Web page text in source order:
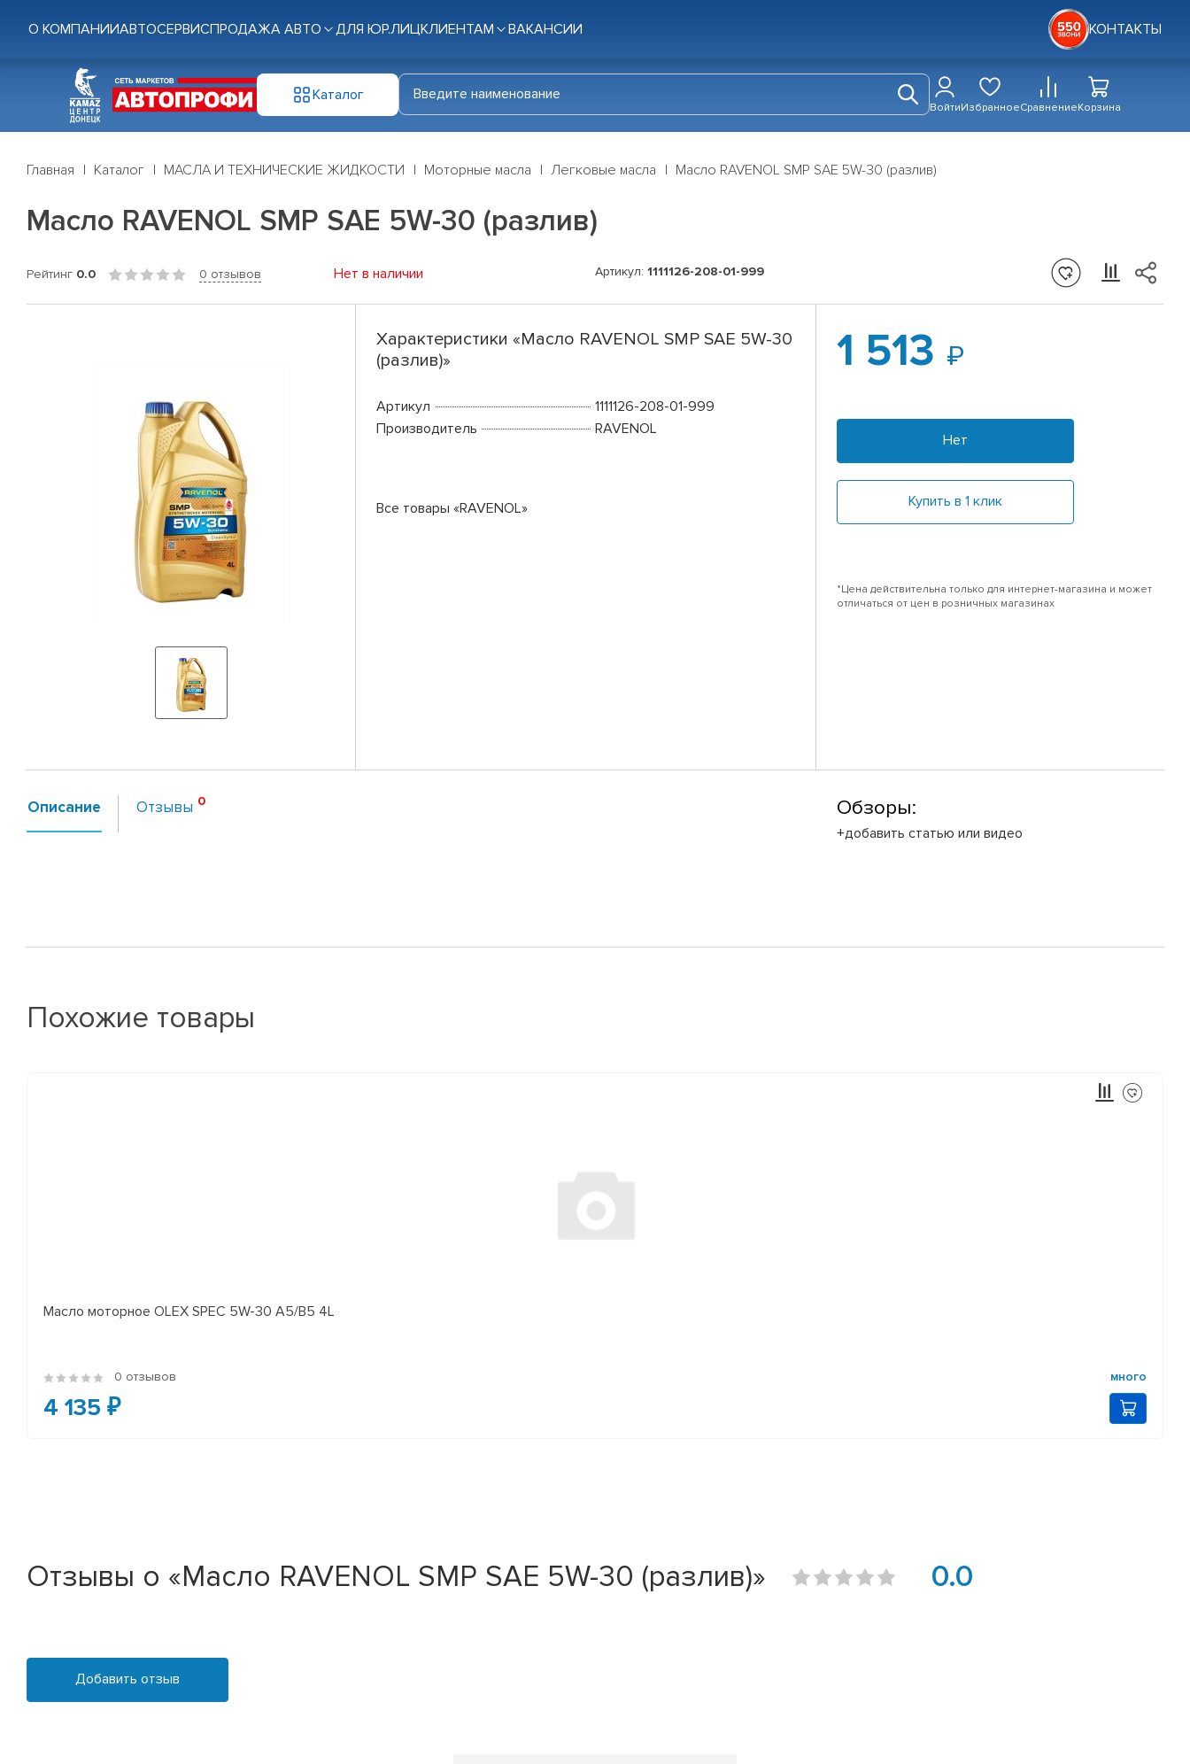
О КОМПАНИИАВТОСЕРВИСПРОДАЖА АВТО ДЛЯ ЮР.ЛИЦКЛИЕНТАМ ВАКАНСИИ КОНТАКТЫ
Каталог
ВойтиИзбранноеСравнениеКорзина
Главная Каталог МАСЛА И ТЕХНИЧЕСКИЕ ЖИДКОСТИ Моторные масла Легковые масла Масло RAVENOL SMP SAE 5W-30 (разлив)
Масло RAVENOL SMP SAE 5W-30 (разлив)
Рейтинг 0.0 0 отзывов Нет в наличии Артикул: 1111126-208-01-999
Характеристики «Масло RAVENOL SMP SAE 5W-30
(разлив)»
Артикул
1111126-208-01-999
Производитель
RAVENOL
Все товары «RAVENOL»
1 513
Нет
Купить в 1 клик
*Цена действительна только для интернет-магазина и может
отличаться от цен в розничных магазинах
Описание Отзывы Обзоры:
+добавить статью или видео
Похожие товары
Масло моторное OLEX SPEC 5W-30 A5/B5 4L
0 отзывов много
4 135 ₽
Отзывы о «Масло RAVENOL SMP SAE 5W-30 (разлив)» 0.0
Добавить отзыв